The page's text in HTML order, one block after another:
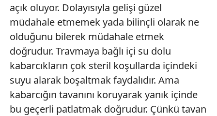
kullanılmaktadır. Diğer çerezler, sitemizin daha işlevsel
kılınması ve kişiselleştirilmesi ve sizlere yönelik
reklam/pazarlama faaliyetlerinin yapılması, amaçlarıyla
sınırlı olarak açık rızanız dahilinde kullanılacaktır.
Çerezlere ilişkin tercihlerinizi aşağıda yer alan panel
vasıtasıyla belirleyebilirsiniz. Çerezlere ilişkin detaylı bilgi
için Ayarlar butonuna tıklayabilir,
Çerez Bilgilendirme
Metnimiziziyaret edebilirsiniz.
açık oluyor. Dolayısıyla gelişi güzel
müdahale etmemek yada bilinçli olarak ne
olduğunu bilerek müdahale etmek
doğrudur. Travmaya bağlı içi su dolu
kabarcıkların çok steril koşullarda içindeki
suyu alarak boşaltmak faydalıdır. Ama
kabarcığın tavanını koruyarak yanık içinde
bu geçerli patlatmak doğrudur. Çünkü tavan